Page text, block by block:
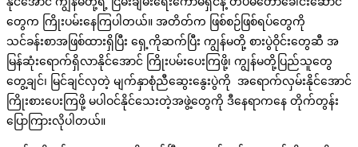
တွေက ကြိုးပမ်းနေကြပါတယ်။ အတိတ်က ဖြစ်စဉ်ဖြစ်ရပ်တွေကို
သင်ခန်းစာအဖြစ်ထားရှိပြီး ရှေ့ကိုဆက်ပြီး ကျွန်မတို့ စားပွဲဝိုင်းတွေဆီ အ
မြန်ဆုံးရောက်ရှိလာနိုင်အောင် ကြိုးပမ်းပေးကြဖို့၊ ကျွန်မတို့ပြည်သူတွေ
တွေ့ချင်၊ မြင်ချင်လှတဲ့ မျက်နှာစုံညီဆွေးနွေးပွဲကို အရောက်လှမ်းနိုင်အောင်
ကြိုးစားပေးကြဖို့ မပါဝင်နိုင်သေးတဲ့အဖွဲ့တွေကို ဒီနေရာကနေ တိုက်တွန်း
ပြောကြားလိုပါတယ်။